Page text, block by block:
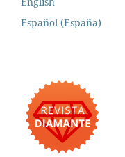
Español (España)